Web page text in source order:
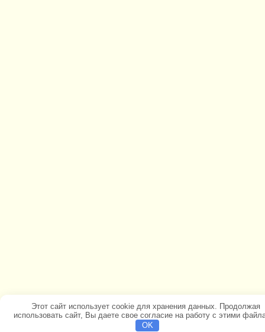
Этот сайт использует cookie для хранения данных. Продолжая
использовать сайт, Вы даете свое согласие на работу с этими
OK